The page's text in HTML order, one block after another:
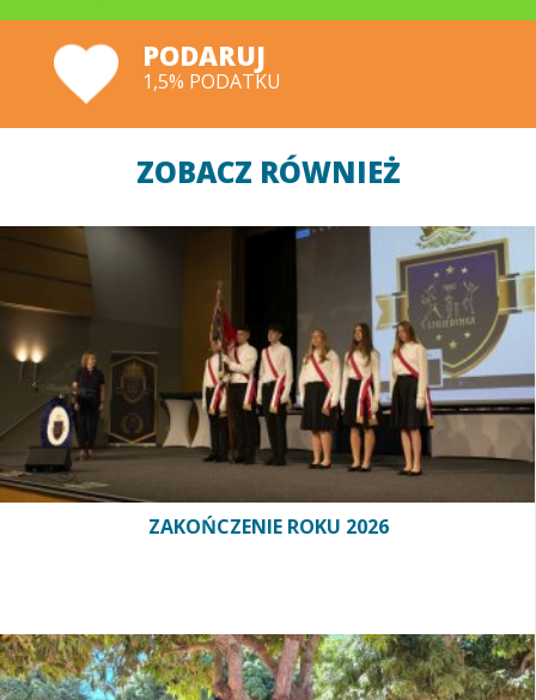
PODARUJ
1,5% PODATKU
ZOBACZ RÓWNIEŻ
ZAKOŃCZENIE ROKU 2026